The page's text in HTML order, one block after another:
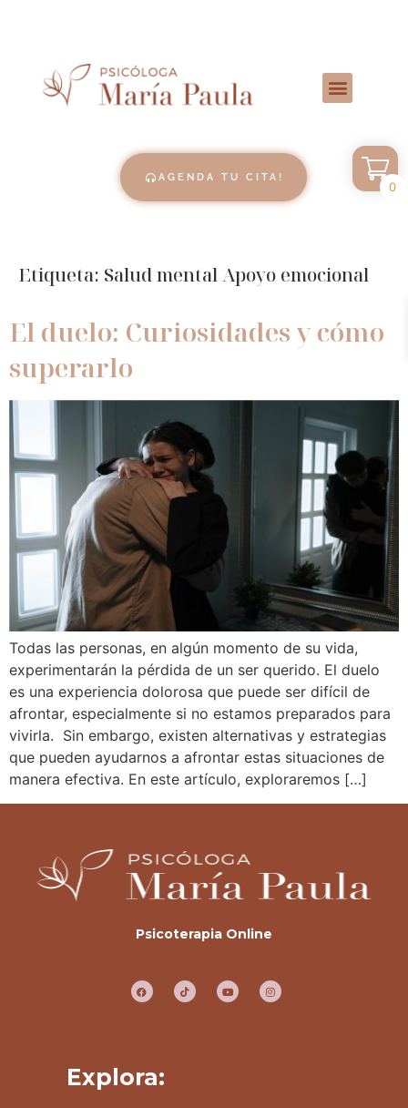
AGENDA TU CITA!
Etiqueta: Salud mental Apoyo emocional
El duelo: Curiosidades y cómo
superarlo
Todas las personas, en algún momento de su vida,
experimentarán la pérdida de un ser querido. El duelo
es una experiencia dolorosa que puede ser difícil de
afrontar, especialmente si no estamos preparados para
vivirla. Sin embargo, existen alternativas y estrategias
que pueden ayudarnos a afrontar estas situaciones de
manera efectiva. En este artículo, exploraremos […]
Psicoterapia Online
Explora:
0